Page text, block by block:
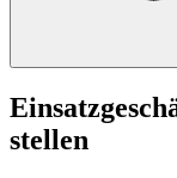
stellen